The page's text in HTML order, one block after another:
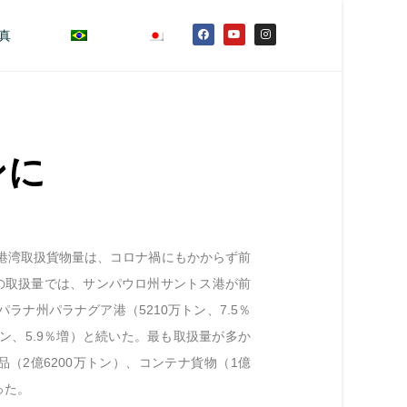
取扱貨物量は、コロナ禍にもかからず前
扱量では、サンパウロ州サントス港が前
ラナ州パラナグア港（5210万トン、7.5％
、5.9％増）と続いた。最も取扱量が多か
（2億6200万トン）、コンテナ貨物（1億
。